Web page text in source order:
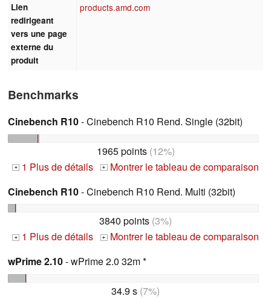
Lien
redirigeant
vers une page
externe du
produit
products.amd.com
Benchmarks
Cinebench R10- Cinebench R10 Rend. Single (32bit)
1965 points(12%)
+ 1 Plus de détails + Montrer le tableau de comparaison
Cinebench R10- Cinebench R10 Rend. Multi (32bit)
3840 points (3%)
+ 1 Plus de détails + Montrer le tableau de comparaison
wPrime 2.10- wPrime 2.0 32m *
34.9 s (7%)